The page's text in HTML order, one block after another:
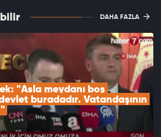
DAHA FAZLA
"Asla meydanı boş
buradadır. Vatandaşının